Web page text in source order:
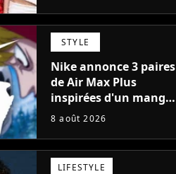
décision n’a pas été
facile"
STYLE
Nike annonce 3 paires
de Air Max Plus
inspirées d'un manga
culte de 1190
tomes
8 août 2026
LIFESTYLE